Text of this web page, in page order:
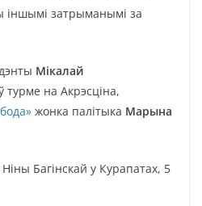
затрыманымі за
Мікалай
турме на Акрэсціна,
жонка палітыка Марына
Багінскай у Курапатах, 5